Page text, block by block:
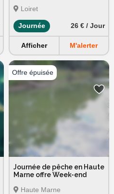
Loiret
Journée 26 € / Jour
Afficher M'alerter
Journée de pêche en Haute
Marne offre Week-end
Haute Marne